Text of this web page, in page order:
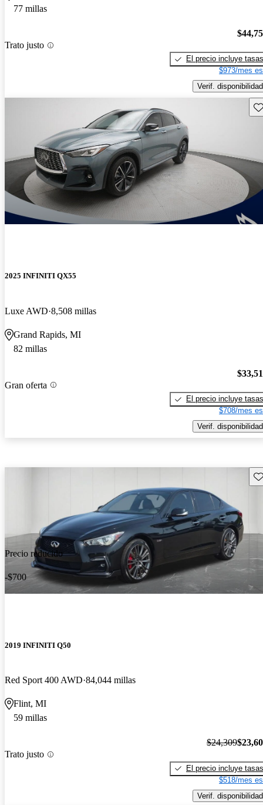
77 millas
Trato justo
El precio incluye tasas
$973/mes
Verif. disponibilidad
2025 INFINITI QX55
Luxe AWD 8,508 millas
Grand Rapids, MI
82 millas
Gran oferta
El precio incluye tasas
$708/mes
Verif. disponibilidad
Precio reducido
-$700
2019 INFINITI Q50
Red Sport 400 AWD 84,044 millas
Flint, MI
59 millas
Trato justo
$24,309
El precio incluye tasas
$518/mes
Verif. disponibilidad